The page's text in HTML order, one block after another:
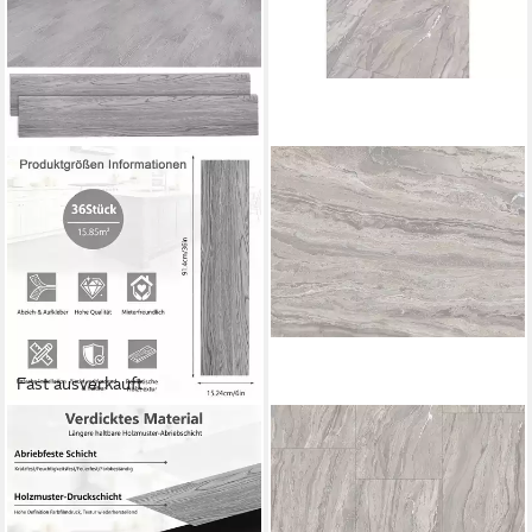
Fast ausverkauft
BLINGBIN
Vinylboden Klebevinyl in
Holzoptik, selbstklebender
Vinylboden, 36 Dielen für
CHECK
Vinylboden – Klick-Vinyl
Hochglanz Marmoroptik
83x47 cm – wasserfest &